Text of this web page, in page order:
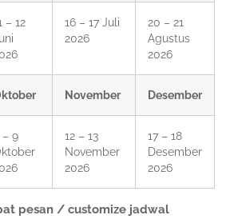
– 12
16 – 17 Juli
2026
20 – 21
Agustus
2026
November Desember
– 9
12 – 13
November
2026
17 – 18
Desember
2026
pesan / customize jadwal